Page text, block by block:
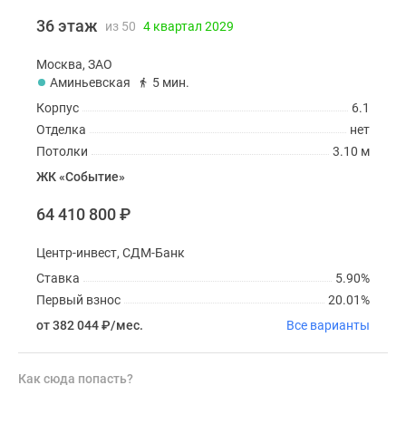
36 этаж из 50 4 квартал 2029
Москва, ЗАО
Аминьевская
5 мин.
6.1
Корпус
нет
Отделка
3.10 м
Потолки
ЖК «Событие»
64 410 800₽
Центр-инвест, СДМ-Банк
5.90%
Ставка
20.01%
Первый взнос
от 382 044₽/мес. Все варианты
Как сюда попасть?